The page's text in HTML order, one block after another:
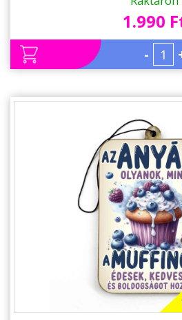
1.990
-